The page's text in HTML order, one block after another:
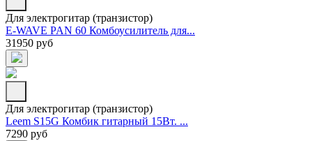
Для электрогитар (транзистор)
E-WAVE PAN 60 Комбоусилитель для...
31950 руб
Для электрогитар (транзистор)
Leem S15G Комбик гитарный 15Вт. ...
7290 руб